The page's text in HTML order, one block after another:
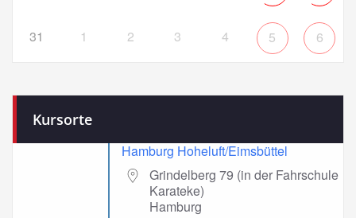
31 1 2 3 4 5 6
Kursorte
Hamburg Hoheluft/Eimsbüttel
Grindelberg 79 (in der Fahrschule
Karateke)
Hamburg